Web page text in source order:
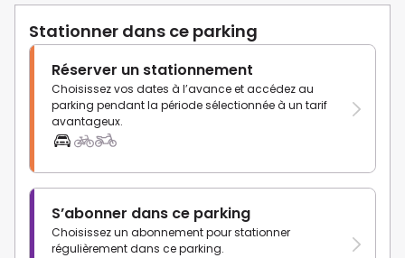
Stationner dans ce parking
Réserver un stationnement
Choisissez vos dates à l’avance et accédez au
parking pendant la période sélectionnée à un tarif
avantageux.
S’abonner dans ce parking
Choisissez un abonnement pour stationner
régulièrement dans ce parking.